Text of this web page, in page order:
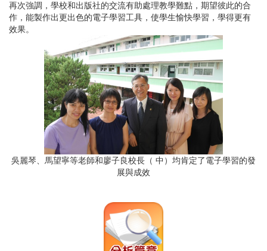
再次強調，學校和出版社的交流有助處理教學難點，期望彼此的合
作，能製作出更出色的電子學習工具，使學生愉快學習，學得更有
效果。
吳麗琴、馬望寧等老師和廖子良校長（ 中）均肯定了電子學習的發
展與成效